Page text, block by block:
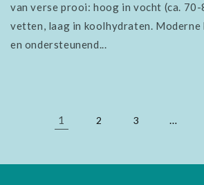
van verse prooi: hoog in vocht (ca.
vetten, laag in koolhydraten. Moderne
en ondersteunend...
1 2 3 …